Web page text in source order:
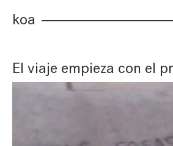
koa
El viaje empieza con el